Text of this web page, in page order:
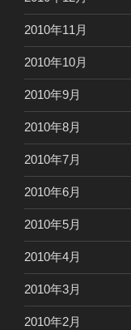
2010年11月
2010年10月
2010年9月
2010年8月
2010年7月
2010年6月
2010年5月
2010年4月
2010年3月
2010年2月